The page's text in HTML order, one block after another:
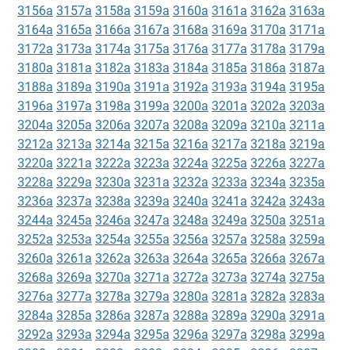
3156a 3157a 3158a 3159a 3160a 3161a 3162a 3163a
3164a 3165a 3166a 3167a 3168a 3169a 3170a 3171a
3172a 3173a 3174a 3175a 3176a 3177a 3178a 3179a
3180a 3181a 3182a 3183a 3184a 3185a 3186a 3187a
3188a 3189a 3190a 3191a 3192a 3193a 3194a 3195a
3196a 3197a 3198a 3199a 3200a 3201a 3202a 3203a
3204a 3205a 3206a 3207a 3208a 3209a 3210a 3211a
3212a 3213a 3214a 3215a 3216a 3217a 3218a 3219a
3220a 3221a 3222a 3223a 3224a 3225a 3226a 3227a
3228a 3229a 3230a 3231a 3232a 3233a 3234a 3235a
3236a 3237a 3238a 3239a 3240a 3241a 3242a 3243a
3244a 3245a 3246a 3247a 3248a 3249a 3250a 3251a
3252a 3253a 3254a 3255a 3256a 3257a 3258a 3259a
3260a 3261a 3262a 3263a 3264a 3265a 3266a 3267a
3268a 3269a 3270a 3271a 3272a 3273a 3274a 3275a
3276a 3277a 3278a 3279a 3280a 3281a 3282a 3283a
3284a 3285a 3286a 3287a 3288a 3289a 3290a 3291a
3292a 3293a 3294a 3295a 3296a 3297a 3298a 3299a